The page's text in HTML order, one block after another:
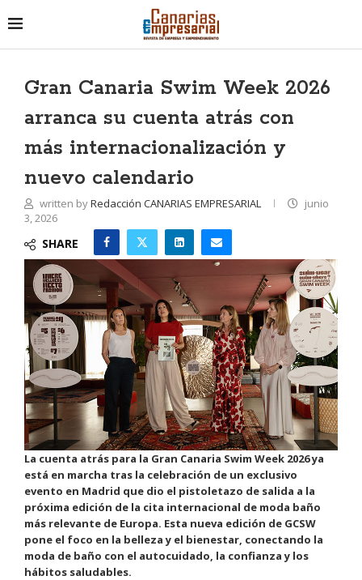
Gran Canaria Swim Week 2026
arranca su cuenta atrás con
más internacionalización y
nuevo calendario
written byRedacción CANARIAS EMPRESARIAL
junio
3, 2026
SHARE
La cuenta atrás para la Gran Canaria Swim Week 2026 ya
está en marcha tras la celebración de un exclusivo
evento en Madrid que dio el pistoletazo de salida a la
próxima edición de la cita internacional de moda baño
más relevante de Europa. Esta nueva edición de GCSW
pone el foco en la belleza y el bienestar, conectando la
moda de baño con el autocuidado, la confianza y los
hábitos saludables.